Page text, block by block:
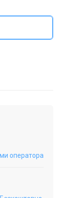
оператора